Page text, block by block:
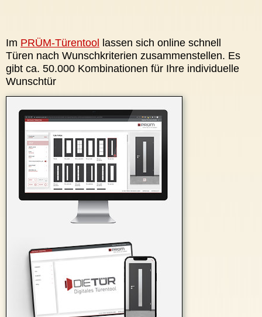
Im PRÜM-Türentool
lassen sich online schnell
Türen nach Wunschkriterien zusammenstellen. Es
gibt ca. 50.000 Kombinationen für Ihre individuelle
Wunschtür